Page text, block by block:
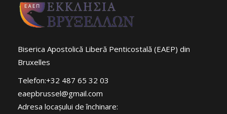
Biserica Apostolică Liberă Penticostală (EAEP) din
Bruxelles
Telefon:+32 487 65 32 03
eaepbrussel@gmail.com
Adresa locaşului de închinare: